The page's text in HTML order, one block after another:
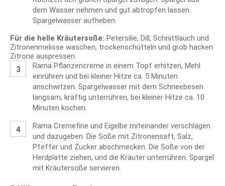
dem Wasser nehmen und gut abtropfen lassen.
Spargelwasser aufheben.
Für die helle Kräutersoße: Petersilie, Dill, Schnittlauch und
Zitronenmelisse waschen, trockenschütteln und grob hacken.
Zitrone auspressen.
Rama Pflanzencreme in einem Topf erhitzen, Mehl
einrühren und bei kleiner Hitze ca. 5 Minuten
anschwitzen. Spargelwasser mit dem Schneebesen
langsam, kräftig unterrühren, bei kleiner Hitze ca. 10
Minuten kochen.
Rama Cremefine und Eigelbe miteinander verschlagen
und dazugeben. Die Soße mit Zitronensaft, Salz,
Pfeffer und Zucker abschmecken. Die Soße von der
Herdplatte ziehen, und die Kräuter unterrühren. Spargel
mit Kräutersoße servieren.